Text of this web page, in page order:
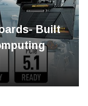
Built